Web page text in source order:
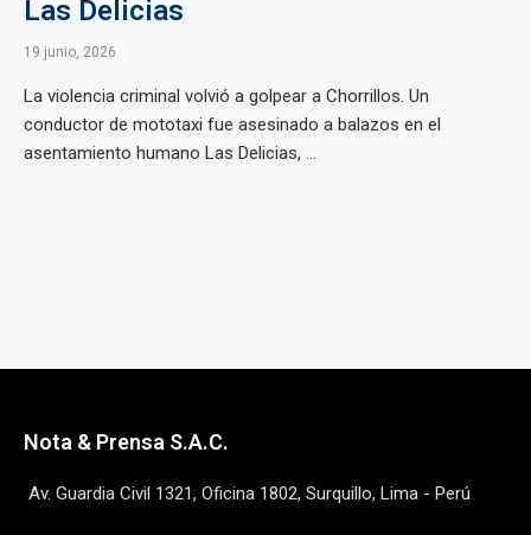
Las Delicias
19 junio, 2026
La violencia criminal volvió a golpear a Chorrillos. Un
conductor de mototaxi fue asesinado a balazos en el
asentamiento humano Las Delicias, ...
Nota & Prensa S.A.C.
Av. Guardia Civil 1321, Oficina 1802, Surquillo, Lima - Perú